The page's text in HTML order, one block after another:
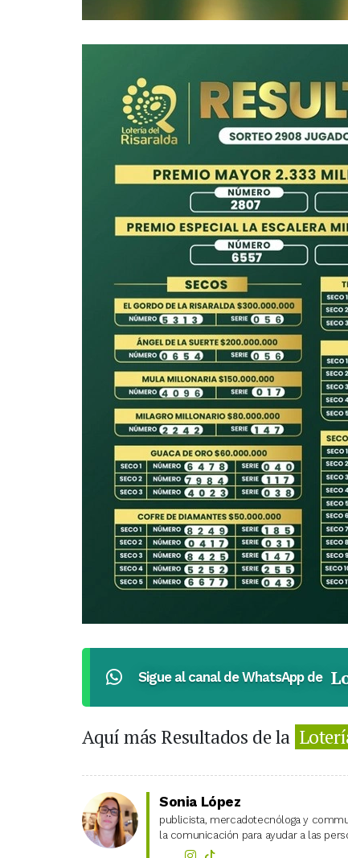
Sigue al canal de WhatsApp de
Aquí más Resultados de la
Sonia López
publicista, mercadotecnóloga y
la comunicación para ayudar a las